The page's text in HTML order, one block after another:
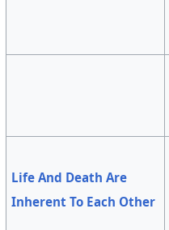
Life And Death Are
Inherent To Each Other